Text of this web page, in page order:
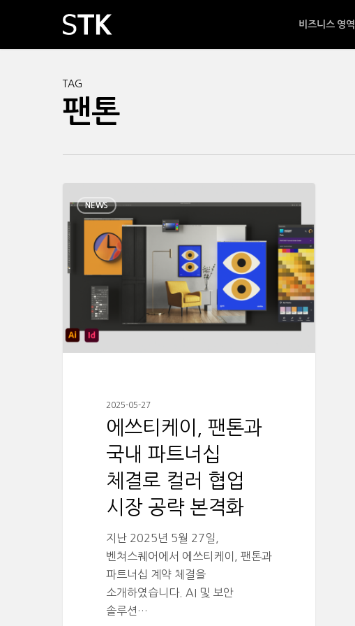
비즈니스 영역
TAG
팬톤
NEWS
2025-05-27
에쓰티케이, 팬톤과
국내 파트너십
체결로 컬러 협업
시장 공략 본격화
지난 2025년 5월 27일,
벤쳐스퀘어에서 에쓰티케이, 팬톤과
파트너십 계약 체결을
소개하였습니다. AI 및 보안
솔루션…